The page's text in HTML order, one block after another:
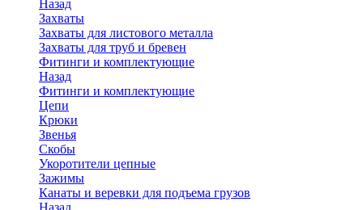
Назад
Захваты
Захваты для листового металла
Захваты для труб и бревен
Фитинги и комплектующие
Назад
Фитинги и комплектующие
Цепи
Крюки
Звенья
Скобы
Укоротители цепные
Зажимы
Канаты и веревки для подъема грузов
Назад